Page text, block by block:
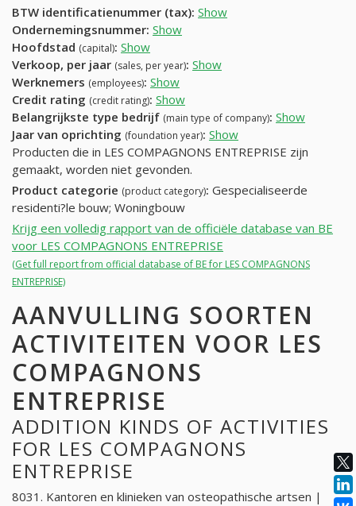
BTW identificatienummer (tax): Show
Ondernemingsnummer: Show
Hoofdstad (capital): Show
Verkoop, per jaar (sales, per year): Show
Werknemers (employees): Show
Credit rating (credit rating): Show
Belangrijkste type bedrijf (main type of company): Show
Jaar van oprichting (foundation year): Show
Producten die in LES COMPAGNONS ENTREPRISE zijn
gemaakt, worden niet gevonden.
Product categorie (product category): Gespecialiseerde
residenti?le bouw; Woningbouw
Krijg een volledig rapport van de officiële database van BE
voor LES COMPAGNONS ENTREPRISE
(Get full report from official database of BE for LES COMPAGNONS
ENTREPRISE)
AANVULLING SOORTEN
ACTIVITEITEN VOOR LES
COMPAGNONS
ENTREPRISE
ADDITION KINDS OF ACTIVITIES
FOR LES COMPAGNONS
ENTREPRISE
8031. Kantoren en klinieken van osteopathische artsen |